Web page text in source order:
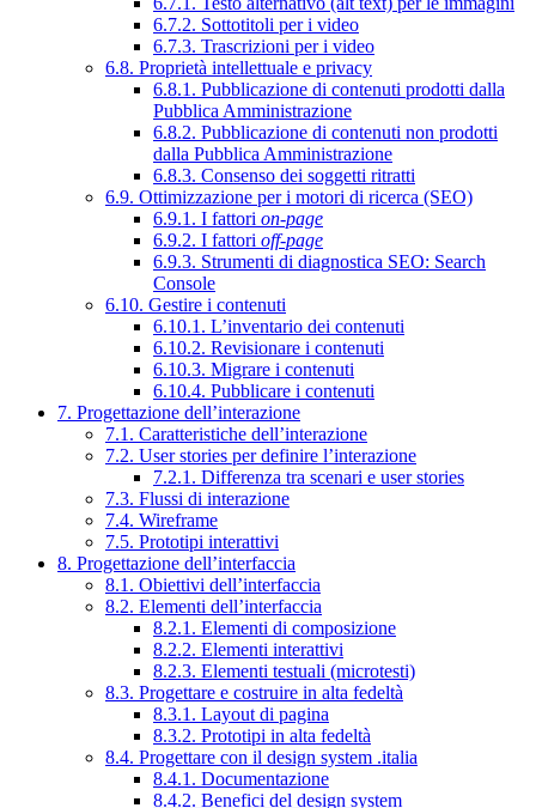
6.7.2. Sottotitoli per i video
6.7.3. Trascrizioni per i video
6.8. Proprietà intellettuale e privacy
6.8.1. Pubblicazione di contenuti prodotti dalla
Pubblica Amministrazione
6.8.2. Pubblicazione di contenuti non prodotti
dalla Pubblica Amministrazione
6.8.3. Consenso dei soggetti ritratti
6.9. Ottimizzazione per i motori di ricerca (SEO)
6.9.1. I fattori on-page
6.9.2. I fattori off-page
6.9.3. Strumenti di diagnostica SEO: Search
Console
6.10. Gestire i contenuti
6.10.1. L’inventario dei contenuti
6.10.2. Revisionare i contenuti
6.10.3. Migrare i contenuti
6.10.4. Pubblicare i contenuti
7. Progettazione dell’interazione
7.1. Caratteristiche dell’interazione
7.2. User stories per definire l’interazione
7.2.1. Differenza tra scenari e user stories
7.3. Flussi di interazione
7.4. Wireframe
7.5. Prototipi interattivi
8. Progettazione dell’interfaccia
8.1. Obiettivi dell’interfaccia
8.2. Elementi dell’interfaccia
8.2.1. Elementi di composizione
8.2.2. Elementi interattivi
8.2.3. Elementi testuali (microtesti)
8.3. Progettare e costruire in alta fedeltà
8.3.1. Layout di pagina
8.3.2. Prototipi in alta fedeltà
8.4. Progettare con il design system .italia
8.4.1. Documentazione
8.4.2. Benefici del design system